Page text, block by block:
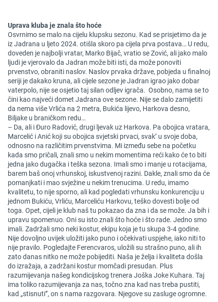
Uprava kluba je znala što hoće
Osvrnimo se malo na cijelu klupsku sezonu. Kad se prisjetimo da je
iz Jadrana u ljeto 2024. otišla skoro pa cijela prva postava… U redu,
doveden je najbolji vratar, Marko Bijač, vratio se Zović, ali jako malo
ljudi je vjerovalo da Jadran može biti isti, da može ponoviti
prvenstvo, obraniti naslov. Naslov prvaka države, pobjeda u finalnoj
seriji je dakako kruna, ali cijele sezone je Jadran igrao jako dobar
vaterpolo, nije se osjetio taj silan odljev igrača. Osobno, nama se to
čini kao najveći domet Jadrana ove sezone. Nije se dalo zamijetiti
da nema više Vrlića na 2 metra, Bukića lijevo, Harkova desno,
Biljake u braničkom redu…
– Da, ali i Đuro Radović, drugi ljevak uz Harkova. Pa obojica vratara,
Marcelić i Anić koji su obojica svjetski prvaci, svak’ u svoje doba,
odnosno na različitim prvenstvima. Mi između sebe na početku
kada smo pričali, znali smo u nekim momentima reći kako će to biti
jedna jako dugačka i teška sezona. Imali smo i manje u rotacijama,
barem baš onoj vrhunskoj, iskustvenoj razini. Dakle, znali smo da će
pomanjkati i mao svježine u nekim trenucima. U redu, imamo
kvalitetu, to nije sporno, ali kad pogledati vrhunsku konkurenciju u
jednom Bukiću, Vrliću, Marceliću Harkovu, teško dovesti bolje od
toga. Opet, cijeli je klub naš tu pokazao da zna i da se može. Ja bih i
upravu spomenuo. Oni su isto znali što hoće i što rade. Jedno smo
imali. Zadržali smo neki kostur, ekipu koja je tu skupa 3-4 godine.
Nije dovoljno uvijek uložiti jako puno i očekivati uspjehe, iako niti to
nije pravilo. Pogledajte Ferencvaros, uložili su strašno puno, ali ih
zato danas nitko ne može pobijediti. Naša je želja i kvaliteta došla
do izražaja, a zadržani kostur momčadi presudan. Plus
razumijevanja našeg kondicijskog trenera Joška Joke Kuhara. Taj
ima toliko razumijevanja za nas, točno zna kad nas treba pustiti,
kad „stisnuti”, on s nama razgovara. Njegove su zasluge ogromne.